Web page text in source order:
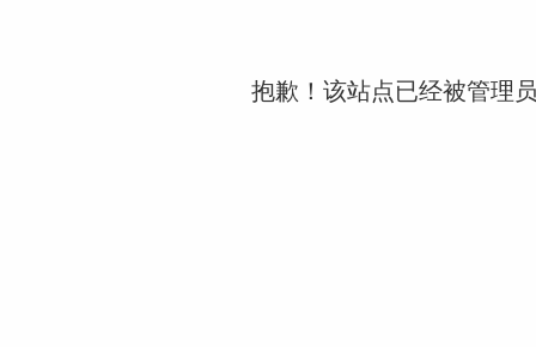
抱歉！该站点已经被管理